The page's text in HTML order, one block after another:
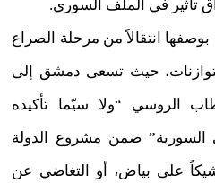
تأثير في الملف السوري.
بوصفها انتقالاً من مرحلة الصراع
حيث تسعى دمشق إلى
الروسي “ولا سيّما تأكيده
السورية” ضمن مشروع الدولة
على بياض، أو التغاضي عن